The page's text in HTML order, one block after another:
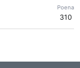
Poena
310